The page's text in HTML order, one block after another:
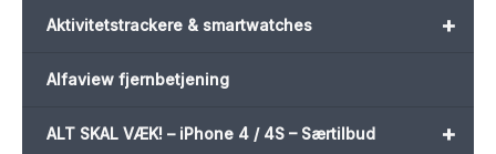
+
Aktivitetstrackere & smartwatches
Alfaview fjernbetjening
+
ALT SKAL VÆK! – iPhone 4 / 4S – Særtilbud